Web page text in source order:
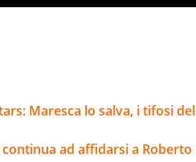
Maresca lo salva, i tifosi del
ad affidarsi a Roberto